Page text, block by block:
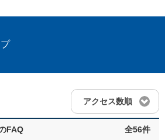
アクセス数順
FAQ 全56件